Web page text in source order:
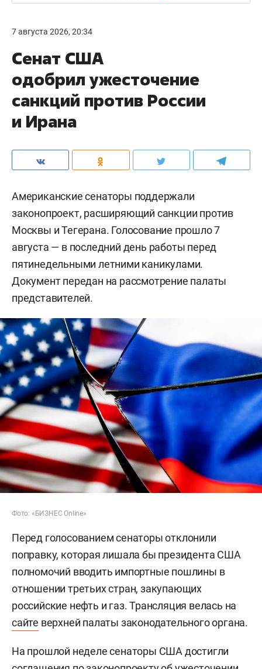
7 августа 2026, 20:34
Сенат США
одобрил ужесточение
санкций против России
и Ирана
Американские сенаторы поддержали
законопроект, расширяющий санкции против
Москвы и Тегерана. Голосование прошло 7
августа — в последний день работы перед
пятинедельными летними каникулами.
Документ передан на рассмотрение палаты
представителей.
Фото: «БИЗНЕС Online»
Перед голосованием сенаторы отклонили
поправку, которая лишала бы президента США
полномочий вводить импортные пошлины в
отношении третьих стран, закупающих
российские нефть и газ. Трансляция велась на
сайте верхней палаты законодательного органа.
На прошлой неделе сенаторы США достигли